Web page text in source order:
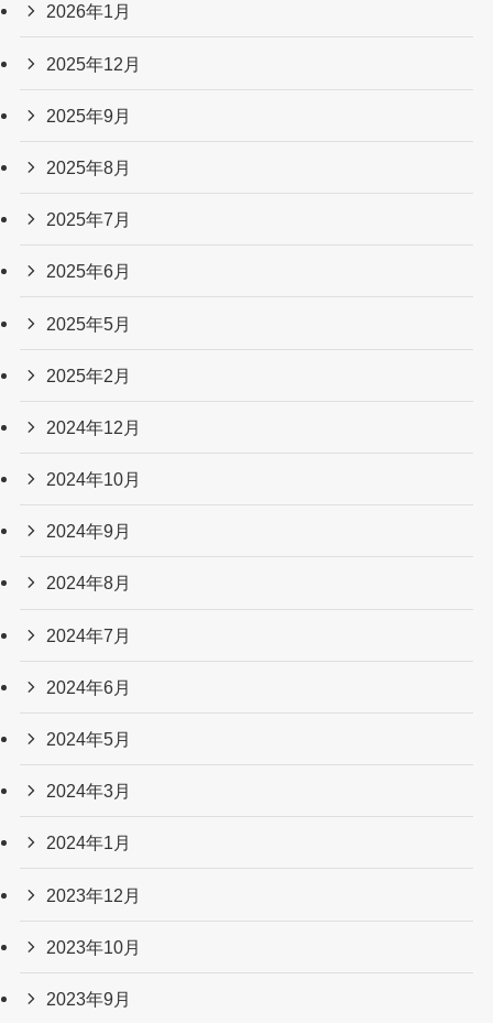
2026年1月
2025年12月
2025年9月
2025年8月
2025年7月
2025年6月
2025年5月
2025年2月
2024年12月
2024年10月
2024年9月
2024年8月
2024年7月
2024年6月
2024年5月
2024年3月
2024年1月
2023年12月
2023年10月
2023年9月